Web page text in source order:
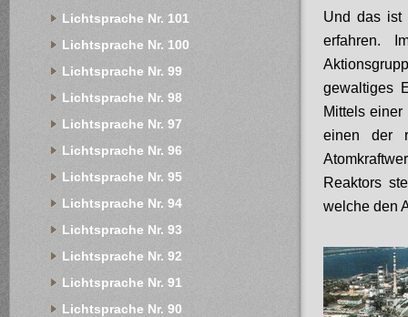
Und das ist
erfahren.
gewaltiges
Mittels
einen der
Reaktors
welche den
Lichtsprache Nr. 101
Lichtsprache Nr. 100
Lichtsprache Nr. 99
Lichtsprache Nr. 98
Lichtsprache Nr. 97
Lichtsprache Nr. 96
Lichtsprache Nr. 95
Lichtsprache Nr. 94
Lichtsprache Nr. 93
Lichtsprache Nr. 92
Lichtsprache Nr. 91
Lichtsprache Nr. 90